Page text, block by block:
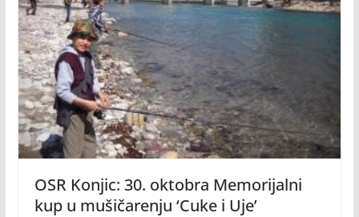
OSR Konjic: 30. oktobra Memorijalni
kup u mušičarenju ‘Cuke i Uje’